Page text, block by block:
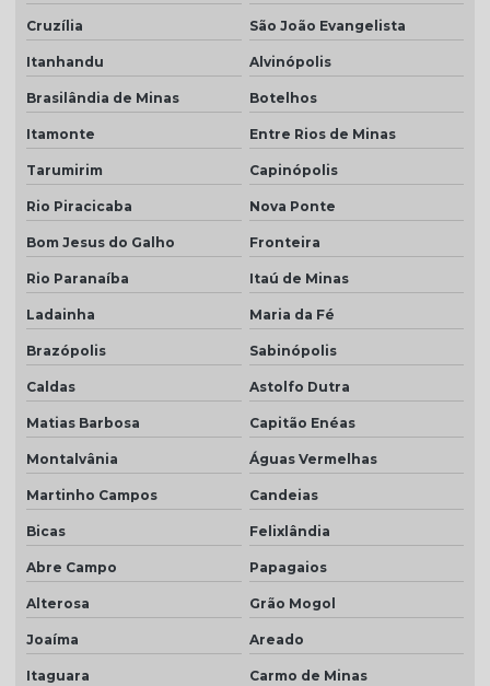
Cruzília São João Evangelista
Itanhandu Alvinópolis
Brasilândia de Minas Botelhos
Itamonte Entre Rios de Minas
Tarumirim Capinópolis
Rio Piracicaba Nova Ponte
Bom Jesus do Galho Fronteira
Rio Paranaíba Itaú de Minas
Ladainha Maria da Fé
Brazópolis Sabinópolis
Caldas Astolfo Dutra
Matias Barbosa Capitão Enéas
Montalvânia Águas Vermelhas
Martinho Campos Candeias
Bicas Felixlândia
Abre Campo Papagaios
Alterosa Grão Mogol
Joaíma Areado
Itaguara Carmo de Minas